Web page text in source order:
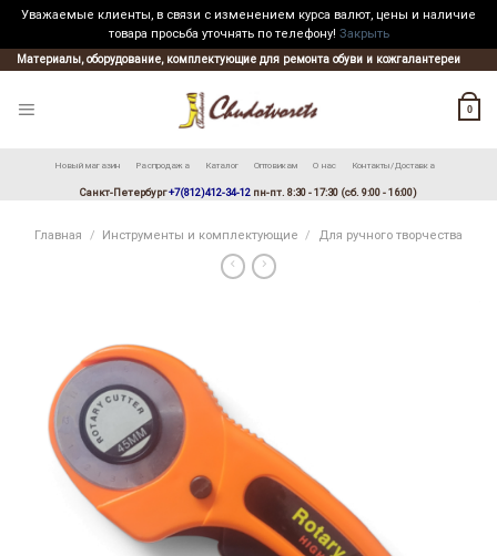
Уважаемые клиенты, в связи с изменением курса валют, цены и наличие
товара просьба уточнять по телефону! Закрыть
Skip
to
Материалы, оборудование, комплектующие для ремонта обуви и кожгалантереи
0
Новый магазин Распродажа Каталог Оптовикам О нас Контакты/Доставка
Санкт-Петербург+7(812)412-34-12 пн-пт. 8:30 - 17:30 (сб. 9:00 - 16:00)
Главная / Инструменты и комплектующие / Для ручного творчества